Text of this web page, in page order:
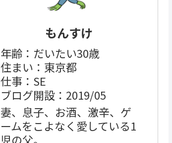
もんすけ
年齢：だいたい30歳
住まい：東京都
仕事：SE
ブログ開設：2019/05
妻、息子、お酒、激辛、ゲ
ームをこよなく愛している1
児の父。